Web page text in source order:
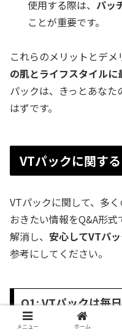
使用する際は、 パッ
ことが重要です。
これらのメリットとデメ
の肌とライフスタイルに
パックは、きっとあな
はずです。
VTパックに関す
VTパックに関して、多
おきたい情報をQ&A形
解消し、 安心してVTパ
参考にしてください。
Q1: VTパックは毎
メニュー ホーム